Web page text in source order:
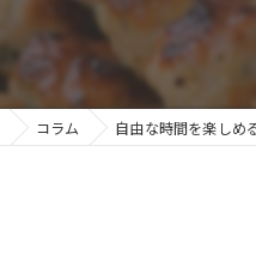
隠れ家
コラム 自由な時間を楽しめ